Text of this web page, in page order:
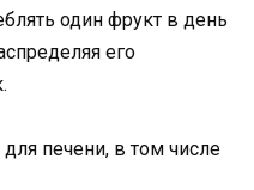
один фрукт в день
его
печени, в том числе